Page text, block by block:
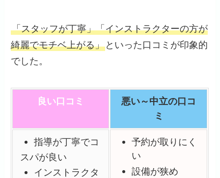
「スタッフが丁寧」「インストラクターの方が
綺麗でモチベ上がる」 といった口コミが印象的
でした。
良い口コミ
悪い～中立の口コ
ミ
指導が丁寧でコ
スパが良い
インストラクタ
予約が取りにく
い
設備が狭め